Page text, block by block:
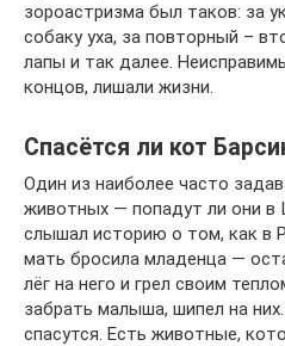
зороастризма был таков: за
собаку уха, за повторный –
лапы и так далее.
концов, лишали жизни.
Спасётся ли кот
Один из наиболее часто
животных — попадут ли они в
слышал историю о том, как в
мать бросила младенца —
лёг на него и грел своим
забрать малыша, шипел на
спасутся. Есть животные,